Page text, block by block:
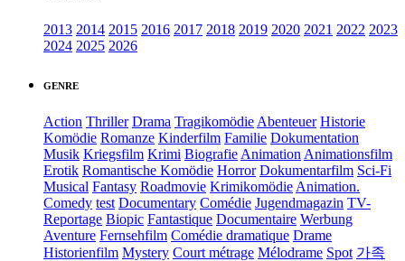
2013 2014 2015 2016 2017 2018 2019 2020 2021 2022 2023
2024 2025 2026
GENRE
Action Thriller Drama Tragikomödie Abenteuer Historie
Komödie Romanze Kinderfilm Familie Dokumentation
Musik Kriegsfilm Krimi Biografie Animation Animationsfilm
Erotik Romantische Komödie Horror Dokumentarfilm Sci-Fi
Musical Fantasy Roadmovie Krimikomödie Animation.
Comedy test Documentary Comédie Jugendmagazin TV-
Reportage Biopic Fantastique Documentaire Werbung
Aventure Fernsehfilm Comédie dramatique Drame
Historienfilm Mystery Court métrage Mélodrame Spot 가족